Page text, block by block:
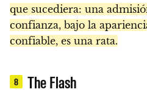
que sucediera: una
confianza, bajo la
confiable, es una rata.
8 The Flash